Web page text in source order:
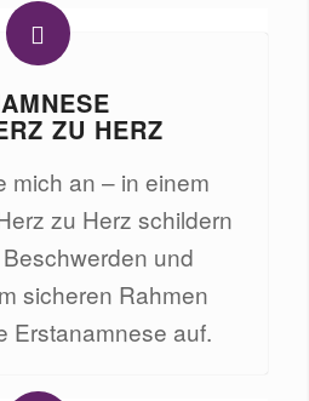
ZU HERZ
mich an – in einem
zu Herz schildern
und
sicheren Rahmen
Erstanamnese auf.